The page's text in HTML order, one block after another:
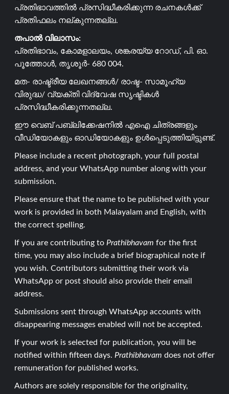
പ്രതിഭാവത്തിൽ പ്രസിദ്ധീകരിക്കുന്ന രചനകൾക്ക്
പ്രതിഫലം നല്കുന്നതല്ല.
തപാൽ വിലാസം:
പ്രതിഭാവം, കോമളാലയം, ശങ്കരയ്യ റോഡ്, പി. ഓ.
പൂത്തോൾ, തൃശൂർ- 680 004.
മത- രാഷ്ട്രീയ ലേഖനങ്ങൾ/ രാഷ്ട- സാമൂഹ്യ
വിരുദ്ധ/ വ്യക്തി വിദ്വേഷ സൃഷ്ടികൾ
പ്രസിദ്ധീകരിക്കുന്നതല്ല.
ഈ വെബ് പബ്ലിക്കേഷനിൽ എഐ ചിത്രങ്ങളും
വീഡിയോകളും ഓഡിയോകളും ഉൾപ്പെടുത്തിയിട്ടുണ്ട്.
Please include a recent photograph, your full postal
address, and your WhatsApp number along with your
submission.
Please ensure that the name to be published with your
work is provided in both Malayalam and English, with
the correct spelling.
If you are contributing to Prathibhavam for the first
time, you may also include a brief biographical note if
you wish. Contributors submitting their work via
WhatsApp or post should also provide their email
address.
Submissions sent through WhatsApp accounts with
disappearing messages enabled will not be accepted.
If your work is selected for publication, you will be
notified within fifteen days. Prathibhavam does not offer
remuneration for published works.
Authors are solely responsible for the originality,